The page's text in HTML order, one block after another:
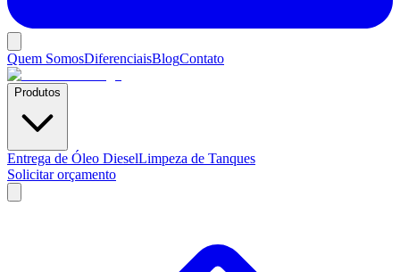
Quem SomosDiferenciaisBlogContato
Produtos
Entrega de Óleo DieselLimpeza de Tanques
Solicitar orçamento